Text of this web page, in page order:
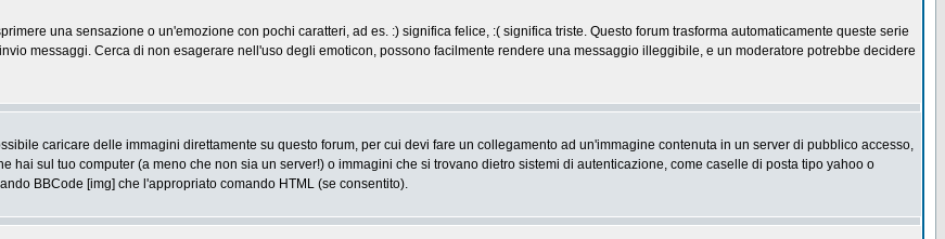
una sensazione o un'emozione con pochi caratteri, ad es. :) significa felice, :( significa triste. Questo forum trasforma automaticamente queste serie
messaggi. Cerca di non esagerare nell'uso degli emoticon, possono facilmente rendere una messaggio illeggibile, e un moderatore potrebbe decidere
caricare delle immagini direttamente su questo forum, per cui devi fare un collegamento ad un'immagine contenuta in un server di pubblico accesso,
hai sul tuo computer (a meno che non sia un server!) o immagini che si trovano dietro sistemi di autenticazione, come caselle di posta tipo yahoo o
BBCode [img] che l'appropriato comando HTML (se consentito).